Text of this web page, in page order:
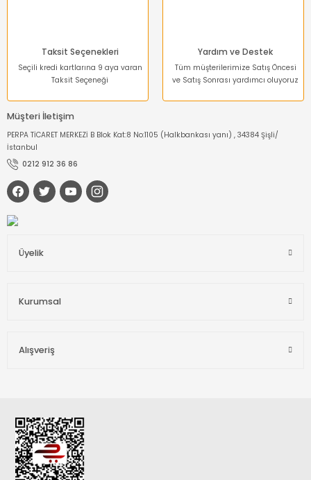
Taksit Seçenekleri
Seçili kredi kartlarına 9 aya varan
Taksit Seçeneği
Yardım ve Destek
Tüm müşterilerimize Satış Öncesi
ve Satış Sonrası yardımcı oluyoruz
Müşteri İletişim
PERPA TİCARET MERKEZİ B Blok Kat:8 No:1105 (Halkbankası yanı) , 34384 Şişli/
İstanbul
0212 912 36 86
Üyelik
Kurumsal
Alışveriş